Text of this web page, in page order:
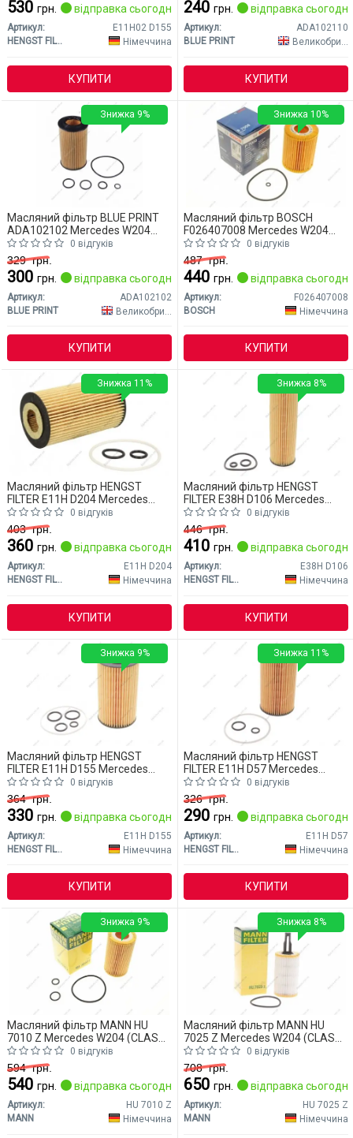
530 грн. відправка сьогодні
Артикул:
E11H02 D155
HENGST FILTER
Німеччина
КУПИТИ
240 грн. відправка сьогодні
Артикул:
ADA102110
BLUE PRINT
Великобританія
КУПИТИ
Масляний фільтр BLUE PRINT
ADA102102 Mercedes W204
(CLASS-C)
0 відгуків
329грн.
300 грн. відправка сьогодні
Артикул:
ADA102102
BLUE PRINT
Великобританія
КУПИТИ
Знижка 9%
Масляний фільтр BOSCH
F026407008 Mercedes W204
(CLASS-C)
0 відгуків
487грн.
440 грн. відправка сьогодні
Артикул:
F026407008
BOSCH
Німеччина
КУПИТИ
Знижка 10%
Масляний фільтр HENGST
FILTER E11H D204 Mercedes
W204 (CLASS-C)0 відгуків
403грн.
360 грн. відправка сьогодні
Артикул:
E11H D204
HENGST FILTER
Німеччина
КУПИТИ
Знижка 11%
Масляний фільтр HENGST
FILTER E38H D106 Mercedes
W204 (CLASS-C)0 відгуків
446грн.
410 грн. відправка сьогодні
Артикул:
E38H D106
HENGST FILTER
Німеччина
КУПИТИ
Знижка 8%
Масляний фільтр HENGST
FILTER E11H D155 Mercedes
W204 (CLASS-C)0 відгуків
364грн.
330 грн. відправка сьогодні
Артикул:
E11H D155
HENGST FILTER
Німеччина
КУПИТИ
Знижка 9%
Масляний фільтр HENGST
FILTER E11H D57 Mercedes
W204 (CLASS-C)0 відгуків
326грн.
290 грн. відправка сьогодні
Артикул:
E11H D57
HENGST FILTER
Німеччина
КУПИТИ
Знижка 11%
Масляний фільтр MANN HU
7010 Z Mercedes W204 (CLASS-
C)
0 відгуків
594грн.
540 грн. відправка сьогодні
Артикул:
HU 7010 Z
MANN
Німеччина
Знижка 9%
Масляний фільтр MANN HU
7025 Z Mercedes W204 (CLASS-
C)
0 відгуків
708грн.
650 грн. відправка сьогодні
Артикул:
HU 7025 Z
MANN
Німеччина
Знижка 8%